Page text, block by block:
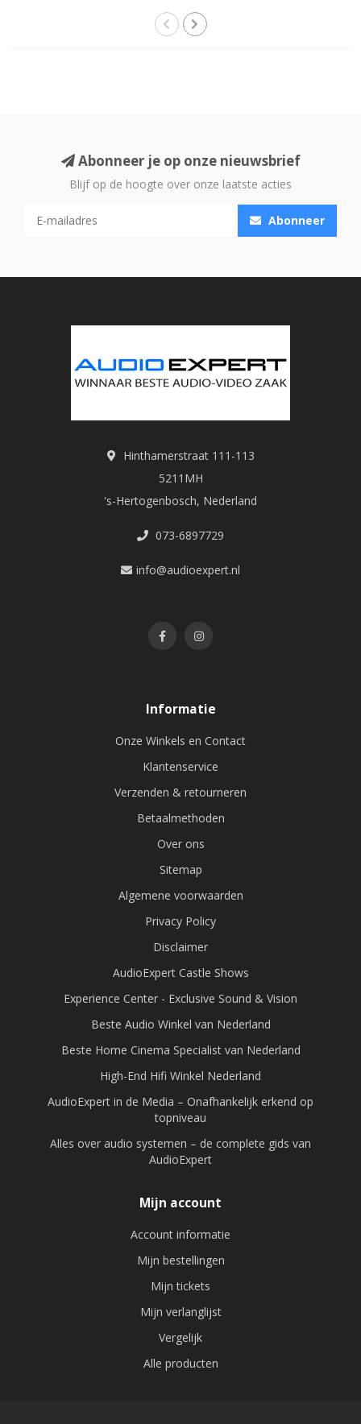
Abonneer je op onze nieuwsbrief
Blijf op de hoogte over onze laatste acties
Abonneer
Hinthamerstraat 111-113
5211MH
's-Hertogenbosch, Nederland
073-6897729
info@audioexpert.nl
Informatie
Onze Winkels en Contact
Klantenservice
Verzenden & retourneren
Betaalmethoden
Over ons
Sitemap
Algemene voorwaarden
Privacy Policy
Disclaimer
AudioExpert Castle Shows
Experience Center - Exclusive Sound & Vision
Beste Audio Winkel van Nederland
Beste Home Cinema Specialist van Nederland
High-End Hifi Winkel Nederland
AudioExpert in de Media – Onafhankelijk erkend op
topniveau
Alles over audio systemen – de complete gids van
AudioExpert
Mijn account
Account informatie
Mijn bestellingen
Mijn tickets
Mijn verlanglijst
Vergelijk
Alle producten